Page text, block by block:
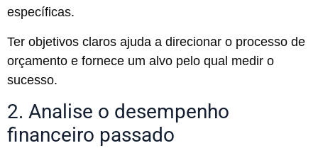
específicas.
Ter objetivos claros ajuda a direcionar o processo de
orçamento e fornece um alvo pelo qual medir o
sucesso.
2. Analise o desempenho
financeiro passado